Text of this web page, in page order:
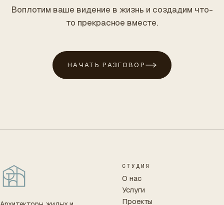
Воплотим ваше видение в жизнь и создадим что-
то прекрасное вместе.
НАЧАТЬ РАЗГОВОР
СТУДИЯ
О нас
Услуги
Проекты